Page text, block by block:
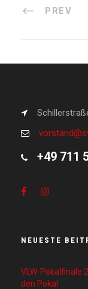
PREV
+49 711
NEUESTE
VLW-Pokalfinale
den Pokal